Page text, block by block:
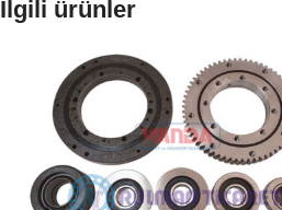
İlgili ürünler